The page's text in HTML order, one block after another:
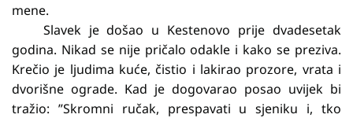
mene.
Slavek je došao u Kestenovo prije dvadesetak
godina. Nikad se nije pričalo odakle i kako se preziva.
Krečio je ljudima kuće, čistio i lakirao prozore, vrata i
dvorišne ograde. Kad je dogovarao posao uvijek bi
tražio: ”Skromni ručak, prespavati u sjeniku i, tko